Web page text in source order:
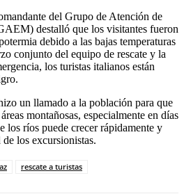
del Grupo de Atención de
destalló que los visitantes fueron
debido a las bajas temperaturas
conjunto del equipo de rescate y la
los turistas italianos están
un llamado a la población para que
montañosas, especialmente en días
los ríos puede crecer rápidamente y
los excursionistas.
rescate a turistas